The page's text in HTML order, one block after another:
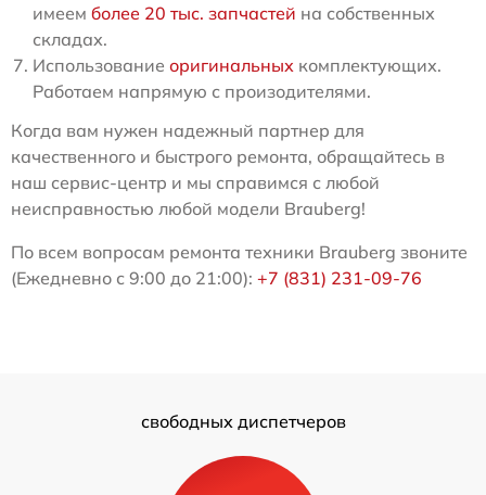
имеем более 20 тыс. запчастей на собственных
складах.
Использование оригинальных комплектующих.
Работаем напрямую с произодителями.
Когда вам нужен надежный партнер для
качественного и быстрого ремонта, обращайтесь в
наш сервис-центр и мы справимся с любой
неисправностью любой модели Brauberg!
По всем вопросам ремонта техники Brauberg звоните
(Ежедневно с 9:00 до 21:00): +7 (831) 231-09-76
свободных диспетчеров